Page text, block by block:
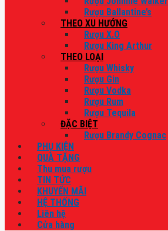
Rượu Ballantine’s
THEO XU HƯỚNG
Rượu X.O
Rượu King Arthur
THEO LOẠI
Rượu Whisky
Rượu Gin
Rượu Vodka
Rượu Rum
Rượu Tequila
ĐẶC BIỆT
Rượu Brandy Cognac
PHỤ KIỆN
QUÀ TẶNG
Thu mua rượu
TIN TỨC
KHUYẾN MÃI
HỆ THỐNG
Liên hệ
Cửa hàng